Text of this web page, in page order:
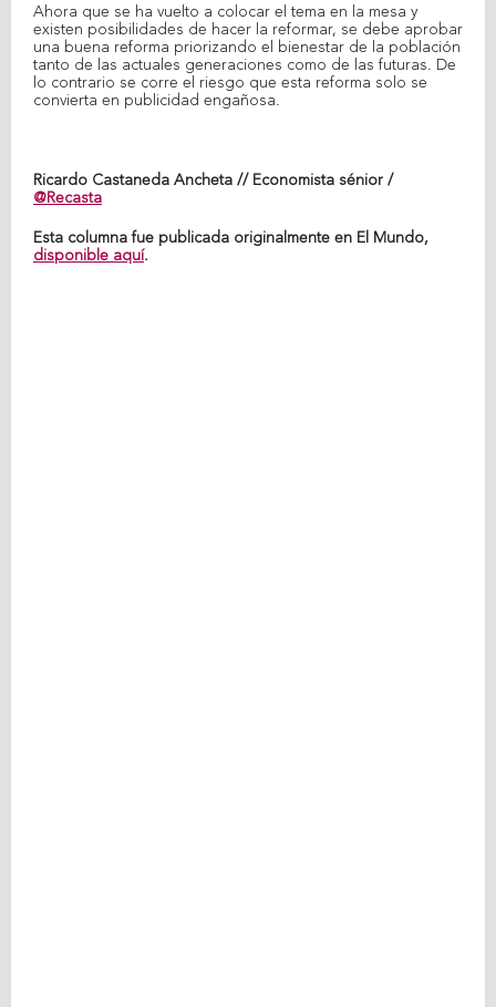
Ahora que se ha vuelto a colocar el tema en la mesa y
existen posibilidades de hacer la reformar, se debe aprobar
una buena reforma priorizando el bienestar de la población
tanto de las actuales generaciones como de las futuras. De
lo contrario se corre el riesgo que esta reforma solo se
convierta en publicidad engañosa.
Ricardo Castaneda Ancheta // Economista sénior /
@Recasta
Esta columna fue publicada originalmente en El Mundo,
disponible aquí.